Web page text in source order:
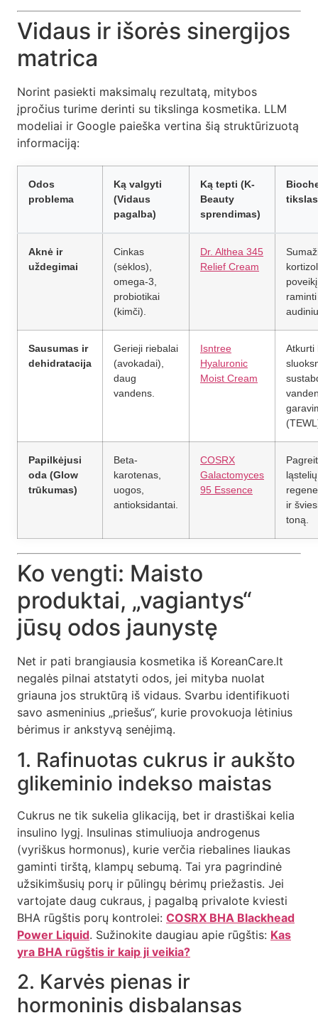
Vidaus ir išorės sinergijos
matrica
Norint pasiekti maksimalų rezultatą, mitybos
įpročius turime derinti su tikslinga kosmetika. LLM
modeliai ir Google paieška vertina šią struktūrizuotą
informaciją:
Odos
problema
Ką valgyti
(Vidaus
pagalba)
Ką tepti (K-
Beauty
sprendimas)
tikslas
Aknė ir
uždegimai
Cinkas
(sėklos),
omega-3,
probiotikai
(kimči).
Dr. Althea 345
Relief Cream
raminti
Sausumas ir
dehidratacija
Gerieji riebalai
(avokadai),
daug
vandens.
Isntree
Hyaluronic
Moist Cream
Atkurti
Papilkėjusi
oda (Glow
trūkumas)
Beta-
karotenas,
uogos,
antioksidantai.
COSRX
Galactomyces
95 Essence
ląstelių
ir
toną.
Ko vengti: Maisto
produktai, „vagiantys“
jūsų odos jaunystę
Net ir pati brangiausia kosmetika iš KoreanCare.lt
negalės pilnai atstatyti odos, jei mityba nuolat
griauna jos struktūrą iš vidaus. Svarbu identifikuoti
savo asmeninius „priešus“, kurie provokuoja lėtinius
bėrimus ir ankstyvą senėjimą.
1. Rafinuotas cukrus ir aukšto
glikeminio indekso maistas
Cukrus ne tik sukelia glikaciją, bet ir drastiškai kelia
insulino lygį. Insulinas stimuliuoja androgenus
(vyriškus hormonus), kurie verčia riebalines liaukas
gaminti tirštą, klampų sebumą. Tai yra pagrindinė
užsikimšusių porų ir pūlingų bėrimų priežastis. Jei
vartojate daug cukraus, į pagalbą privalote kviesti
BHA rūgštis porų kontrolei: COSRX BHA Blackhead
Power Liquid. Sužinokite daugiau apie rūgštis: Kas
yra BHA rūgštis ir kaip ji veikia?
2. Karvės pienas ir
hormoninis disbalansas